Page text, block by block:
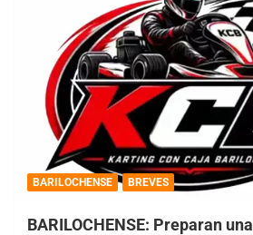
BARILOCHENSE BREVES
BARILOCHENSE: Preparan